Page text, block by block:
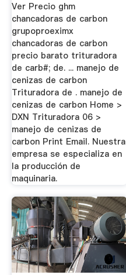
Ver Precio ghm
chancadoras de carbon
grupoproeximx
chancadoras de carbon
precio barato trituradora
de carb#; de. ... manejo de
cenizas de carbon
Trituradora de . manejo de
cenizas de carbon Home >
DXN Trituradora 06 >
manejo de cenizas de
carbon Print Email. Nuestra
empresa se especializa en
la producción de
maquinaria.